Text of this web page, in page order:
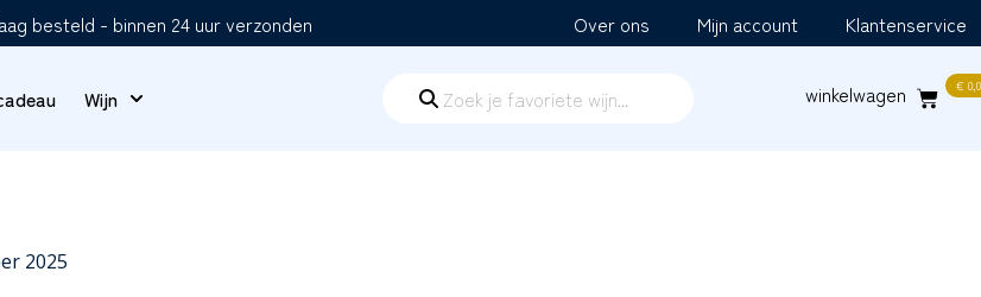
besteld - binnen 24 uur verzonden Over ons Mijn account Klantenservice
Wijn €
2025